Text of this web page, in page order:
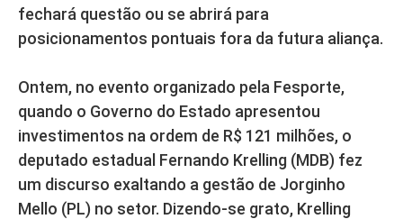
fechará questão ou se abrirá para
posicionamentos pontuais fora da futura aliança.
Ontem, no evento organizado pela Fesporte,
quando o Governo do Estado apresentou
investimentos na ordem de R$ 121 milhões, o
deputado estadual Fernando Krelling (MDB) fez
um discurso exaltando a gestão de Jorginho
Mello (PL) no setor. Dizendo-se grato, Krelling